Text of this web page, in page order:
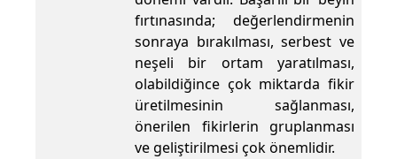
fırtınasında; değerlendirmenin
sonraya bırakılması, serbest ve
neşeli bir ortam yaratılması,
olabildiğince çok miktarda fikir
üretilmesinin sağlanması,
önerilen fikirlerin gruplanması
ve geliştirilmesi çok önemlidir.